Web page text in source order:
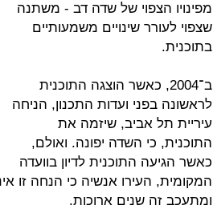
מפינויו הצפוי של שדה דב - משתנה
שצפוי לעורר שינויים משמעותיים
בתוכנית.
ב־2004, כאשר הוצגה התוכנית
לראשונה בפני ועדות התכנון, הניחה
עיריית תל אביב, שיזמה את
התוכנית, כי השדה יפונה. ואולם,
כאשר הגיעה התוכנית לדיון בוועדה
המקומית, העירו אנשיה כי הנחה זו
ומתעכב זה שנים ארוכות.